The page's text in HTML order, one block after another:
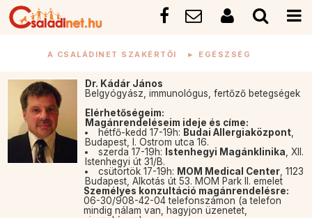
A CSALÁDINET SZAKÉRTŐI ► EGÉSZSÉG
Dr. Kádár János
Belgyógyász, immunológus, fertőző betegségek
Elérhetőségeim:
Magánrendeléseim ideje és címe:
hétfő-kedd 17-19h: Budai Allergiaközpont,
Budapest, I. Ostrom utca 16.
szerda 17-19h:
Istenhegyi Magánklinika , XII.
Istenhegyi út 31/B.
csütörtök 17-19h: MOM Medical Center, 1123
Budapest, Alkotás út 53. MOM Park II. emelet
Személyes konzultáció magánrendelésre:
06-30/908-42-04 telefonszámon (a telefon
mindig nálam van, hagyjon üzenetet,